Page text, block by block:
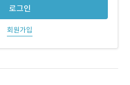
로그인
회원가입